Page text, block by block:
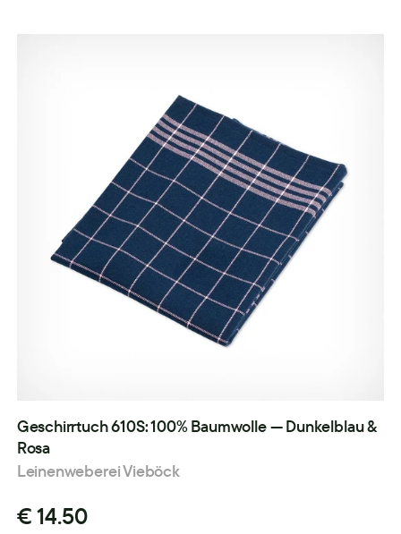
Geschirrtuch 610S: 100% Baumwolle — Dunkelblau &
Rosa
Leinenweberei Vieböck
€ 14.50